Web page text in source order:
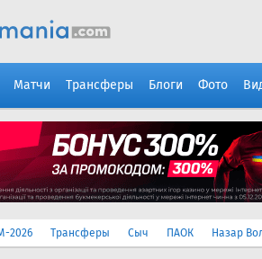
Матчи Трансферы Блоги Фото
2026 Трансферы Сыч ПАОК Назар